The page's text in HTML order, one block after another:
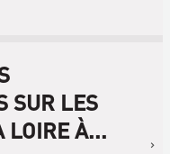
SUR LES
LOIRE À...